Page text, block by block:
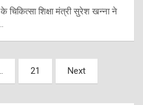
शिक्षा मंत्री सुरेश खन्ना ने
21 Next